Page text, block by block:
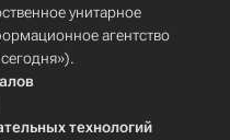
унитарное
агентство
технологий